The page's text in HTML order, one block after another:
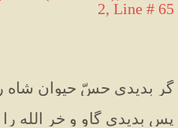
2, Line # 65
گر بدیدی حسّ حیوان شاه را
پس بدیدی گاو و خر الله را